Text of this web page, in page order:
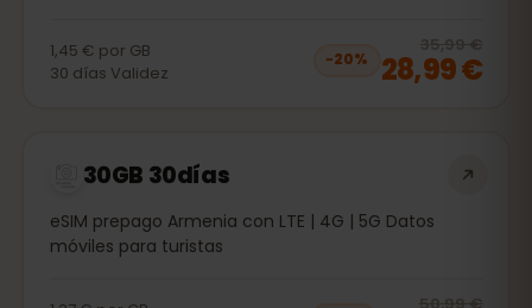
1,45 € por GB
30 días Validez
−20%
35,99 €
28,99 €
30GB 30días
eSIM prepago Armenia con LTE | 4G | 5G Datos
móviles para turistas
50,99 €